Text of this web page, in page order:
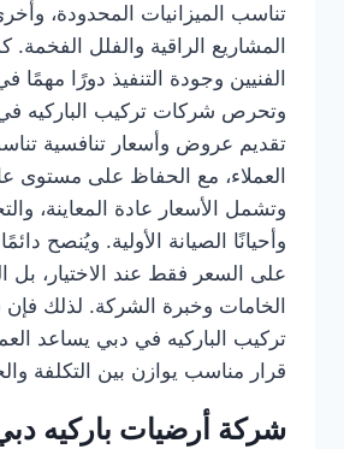
تناسب الميزانيات المحدودة،
المشاريع الراقية والفلل الفخمة.
الفنيين وجودة التنفيذ دورًا مهمًا
وتحرص شركات تركيب الباركيه
تقديم عروض وأسعار تنافسية
العملاء، مع الحفاظ على مستوى
وتشمل الأسعار عادة المعاينة،
وأحيانًا الصيانة الأولية. ويُنصح
على السعر فقط عند الاختيار، بل
الخامات وخبرة الشركة. لذلك فإن
تركيب الباركيه في دبي يساعد
قرار مناسب يوازن بين التكلفة
شركة أرضيات باركيه